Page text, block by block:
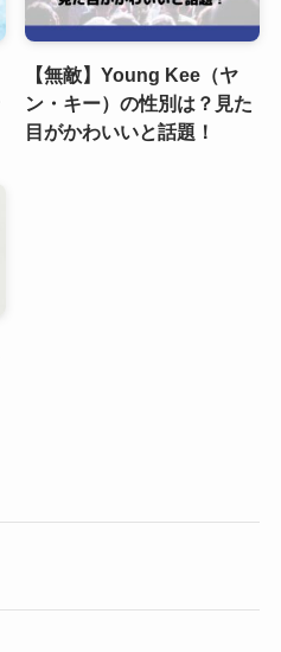
【無敵】Young Kee（ヤ
ン・キー）の性別は？見た
目がかわいいと話題！